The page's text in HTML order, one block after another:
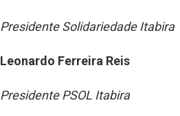
Presidente Solidariedade Itabira
Leonardo Ferreira Reis
Presidente PSOL Itabira